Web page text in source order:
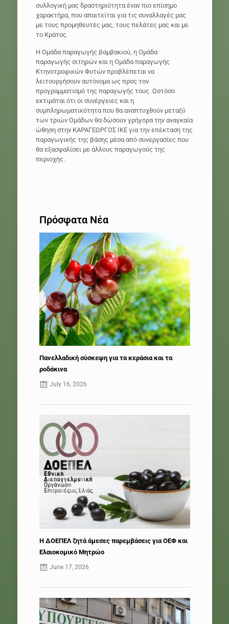
συλλογική μας δραστηριότητα έναν πιο επίσημο
χαρακτήρα, που απαιτείται για τις συναλλαγές μας
με τους προμηθευτές μας, τους πελάτες μας και με
το Κράτος.
Η Ομάδα παραγωγής βαμβακιού, η Ομάδα
παραγωγής σιτηρών και η Ομάδα παραγωγής
Κτηνοτροφικών Φυτών προβλέπεται να
λειτουργήσουν αυτόνομα ως προς τον
προγραμματισμό της παραγωγής τους. Ωστόσο
εκτιμάται ότι οι συνέργειες και η
συμπληρωματικότητα που θα αναπτυχθούν μεταξύ
των τριών Ομάδων θα δώσουν γρήγορα την αναγκαία
ώθηση στην ΚΑΡΑΓΕΩΡΓΟΣ ΙΚΕ για την επέκταση της
παραγωγικής της βάσης μέσα από συνεργασίες που
θα εξασφαλίσει με άλλους παραγωγούς της
περιοχής.
Πρόσφατα Νέα
Πανελλαδική σύσκεψη για τα κεράσια και τα
ροδάκινα
July 16, 2026
Η ΔΟΕΠΕΛ ζητά άμεσες παρεμβάσεις για ΟΕΦ και
Ελαιοκομικό Μητρώο
June 17, 2026